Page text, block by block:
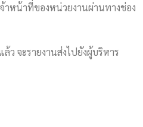
หน้าที่ของหน่วยงานผ่านทางช่อง
ว จะรายงานส่งไปยังผู้บริหาร